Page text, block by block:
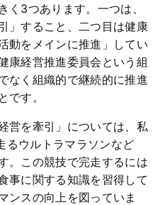
く3つあります。一つは、
」すること、二つ目は健康
動をメインに推進」してい
康経営推進委員会という組
なく組織的で継続的に推進
です。
営を牽引」については、私
るウルトラマラソンなど
。この競技で完走するには
事に関する知識を習得して
ンスの向上を図っていま